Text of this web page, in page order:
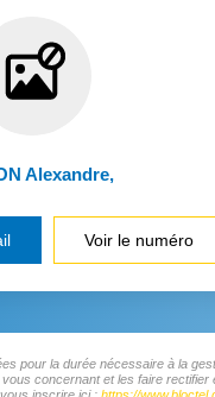
Alexandre,
Voir le numéro
pour la durée nécessaire à la
concernant et les faire rectifier